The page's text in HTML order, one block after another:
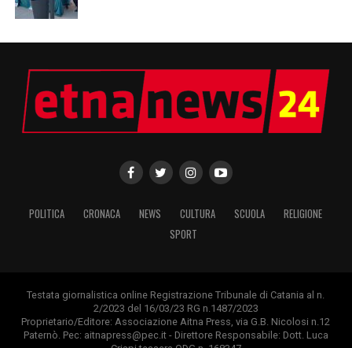
POLITICA CRONACA NEWS CULTURA SCUOLA
RELIGIONE
SPORT
Testata giornalistica online Registrazione Tribunale di Catania al n.
2/2023 del 16/03/23 RG n.1487/2023
Proprietario/Editore: Associazione Aitna Press, via G.B. Nicolosi n.12
Paternò. Pec: aitnapress@pec.it - Direttore Responsabile: Dott. Luca